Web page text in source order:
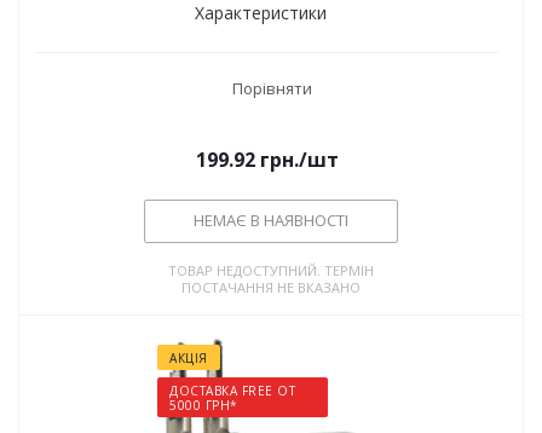
Характеристики
Порівняти
199.92грн./шт
НЕМАЄ В НАЯВНОСТІ
ТОВАР НЕДОСТУПНИЙ. ТЕРМІН
ПОСТАЧАННЯ НЕ ВКАЗАНО
АКЦІЯ
ДОСТАВКА FREE ОТ
5000 ГРН*